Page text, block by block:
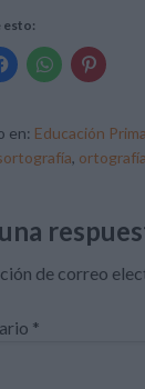
esto:
en: Educación
, ortografía
de correo
*